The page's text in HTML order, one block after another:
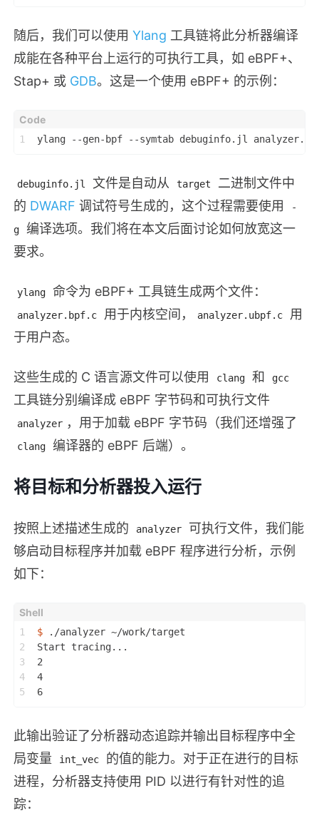
随后，我们可以使用 Ylang 工具链将此分析器编译
成能在各种平台上运行的可执行工具，如 eBPF+、
Stap+ 或 GDB。这是一个使用 eBPF+ 的示例：
1 ylang --gen-bpf --symtab debuginfo.jl analyzer.y
debuginfo.jl 文件是自动从 target
二进制文件中
的 DWARF 调试符号生成的，这个过程需要使用
-
g
编译选项。我们将在本文后面讨论如何放宽这一
要求。
ylang 命令为 eBPF+ 工具链生成两个文件：
analyzer.bpf.c 用于内核空间， analyzer.ubpf.c
用
于用户态。
这些生成的 C 语言源文件可以使用 clang 和 gcc
工具链分别编译成 eBPF 字节码和可执行文件
analyzer ，用于加载 eBPF 字节码（我们还增强了
clang 编译器的 eBPF 后端）。
将目标和分析器投入运行
按照上述描述生成的 analyzer
可执行文件，我们能
够启动目标程序并加载 eBPF 程序进行分析，示例
如下：
1
2
3
4
5
$
./analyzer ~/work/target
Start tracing...
2
4
6
此输出验证了分析器动态追踪并输出目标程序中全
局变量
int_vec
的值的能力。对于正在进行的目标
进程，分析器支持使用 PID 以进行有针对性的追
踪：